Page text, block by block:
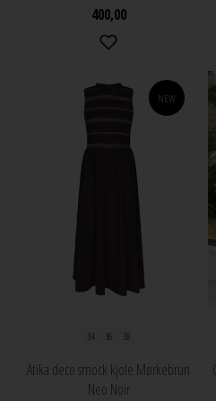
400,00
NEW
34 36 38
Atika deco smock kjole Mørkebrun
Neo Noir